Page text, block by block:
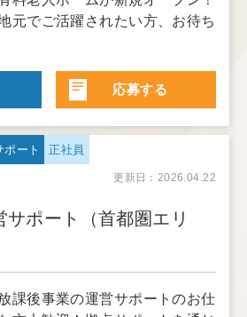
元でご活躍されたい方、お待ち
応募する
ート 正社員
更新日：2026.04.22
課後事業の運営サポートのお仕